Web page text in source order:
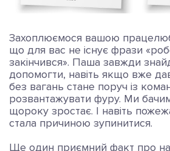
Захоплюємося вашою
що для вас не існує фрази
закінчився». Паша завжди
допомогти, навіть якщо вже
без вагань стане поруч із
розвантажувати фуру. Ми
щороку зростає. І навіть
стала причиною зупинитися.
Ще один приємний факт про